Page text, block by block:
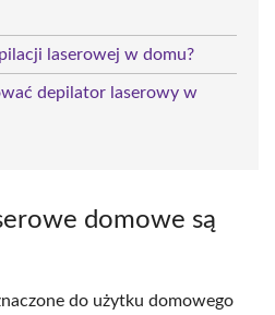
laserowej w domu?
depilator laserowy w
domowe są
do użytku domowego